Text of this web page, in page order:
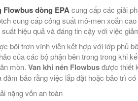
Flowbus dòng EPA cung cấp các giải
cung cấp công suất mô-men xoắn
hiệu quả và đáng tin cậy với việc
bôi trơn vĩnh viễn kết hợp với lớp phủ
của các bộ phận bên trong trong khi
mòn. Van khí nén Flowbusđược thiết
đảm bảo rằng việc lắp đặt hoặc bảo trì
nặng vốn an toàn